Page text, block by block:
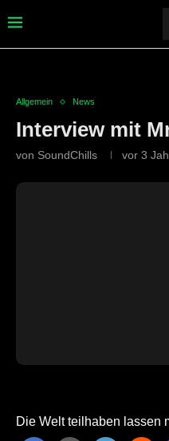
Allgemein News
Interview mit
von SoundChills vor 3
Die Welt teilhaben lassen